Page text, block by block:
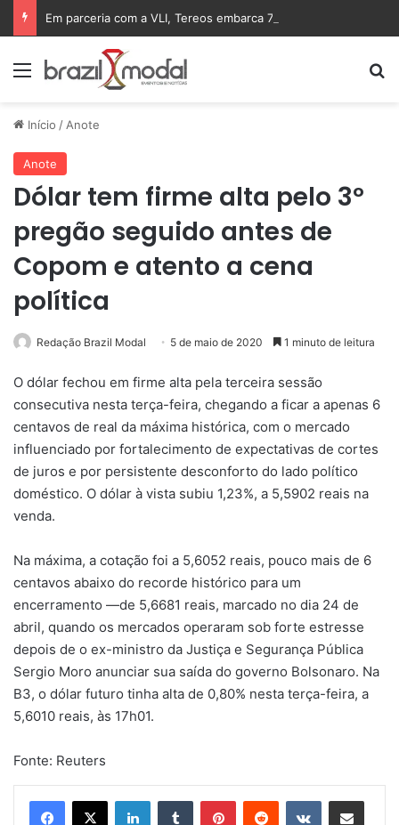
Menu
Início /Anote
Anote
Dólar tem firme alta pelo 3º
pregão seguido antes de
Copom e atento a cena
política
Redação Brazil Modal 5 de maio de 2020 1 minuto de leitura
O dólar fechou em firme alta pela terceira sessão
consecutiva nesta terça-feira, chegando a ficar a apenas 6
centavos de real da máxima histórica, com o mercado
influenciado por fortalecimento de expectativas de cortes
de juros e por persistente desconforto do lado político
doméstico. O dólar à vista subiu 1,23%, a 5,5902 reais na
venda.
Na máxima, a cotação foi a 5,6052 reais, pouco mais de 6
centavos abaixo do recorde histórico para um
encerramento —de 5,6681 reais, marcado no dia 24 de
abril, quando os mercados operaram sob forte estresse
depois de o ex-ministro da Justiça e Segurança Pública
Sergio Moro anunciar sua saída do governo Bolsonaro. Na
B3, o dólar futuro tinha alta de 0,80% nesta terça-feira, a
5,6010 reais, às 17h01.
Fonte: Reuters
LinkedinTumblr PinterestReddit VK Compartilhar via e-mail